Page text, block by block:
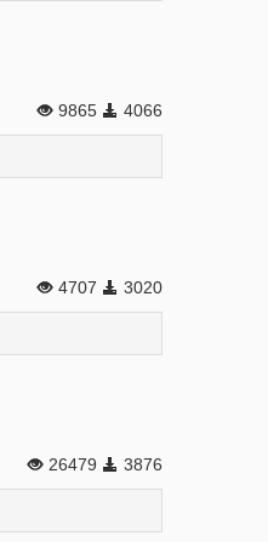
9865 4066
4707 3020
26479 3876